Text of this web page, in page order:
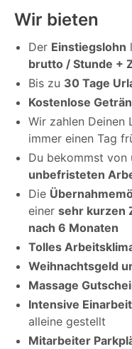
Wir bieten
Der Einstiegslohn
brutto / Stunde +
Bis zu 30 Tage
Kostenlose
Wir zahlen Deinen
immer einen Tag
Du bekommst von
unbefristeten
Die
einer sehr kurzen
nach 6 Monaten
Tolles
Weihnachtsgeld
Massage
Intensive
alleine gestellt
Mitarbeiter